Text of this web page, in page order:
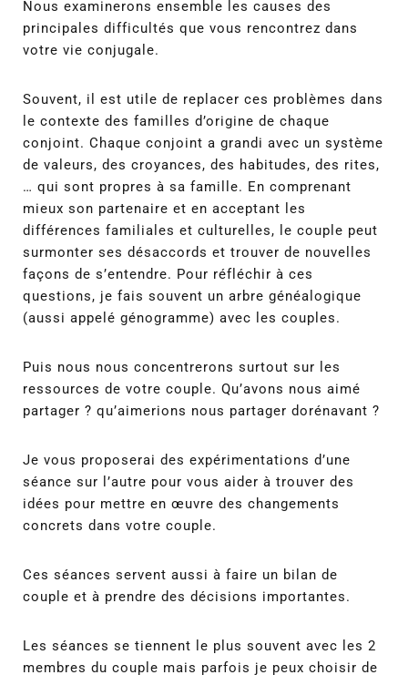
Nous examinerons ensemble les causes des
principales difficultés que vous rencontrez dans
votre vie conjugale.
Souvent, il est utile de replacer ces problèmes dans
le contexte des familles d’origine de chaque
conjoint. Chaque conjoint a grandi avec un système
de valeurs, des croyances, des habitudes, des rites,
… qui sont propres à sa famille. En comprenant
mieux son partenaire et en acceptant les
différences familiales et culturelles, le couple peut
surmonter ses désaccords et trouver de nouvelles
façons de s’entendre. Pour réfléchir à ces
questions, je fais souvent un arbre généalogique
(aussi appelé génogramme) avec les couples.
Puis nous nous concentrerons surtout sur les
ressources de votre couple. Qu’avons nous aimé
partager ? qu’aimerions nous partager dorénavant ?
Je vous proposerai des expérimentations d’une
séance sur l’autre pour vous aider à trouver des
idées pour mettre en œuvre des changements
concrets dans votre couple.
Ces séances servent aussi à faire un bilan de
couple et à prendre des décisions importantes.
Les séances se tiennent le plus souvent avec les 2
membres du couple mais parfois je peux choisir de